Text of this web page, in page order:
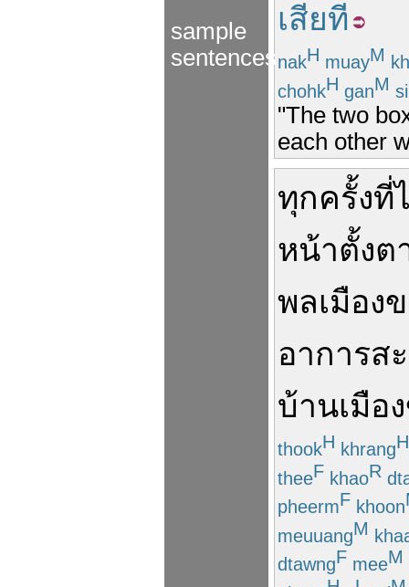
sample
sentences
เสียที
nakH muayM
chohkH ganM
"The two
each other
ทุกครั้งที่
หน้าตั้งต
พลเมือง
อาการส
บ้านเมือง
thookH khrangH
theeF khaoR
pheermF khoon
meuuangM
dtawngF meeM